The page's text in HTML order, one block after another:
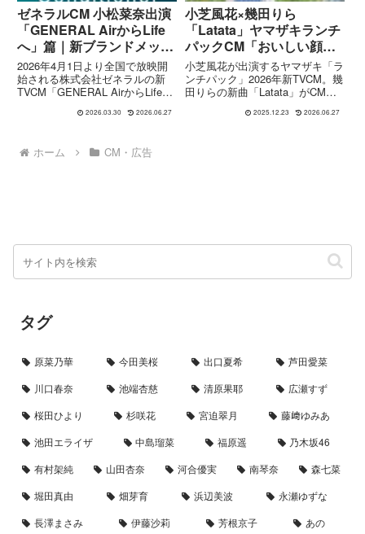
ゼネラルCM 小松菜奈出演
「GENERAL AirからLife
へ」篇｜新ブランドメッセ
ージ
2026年4月1日より全国で放映開
始される株式会社ゼネラルの新
TVCM「GENERAL AirからLife
菜奈さんが出演しています。本
ンドメッセージ「Creating a
Life...
2026.03.30 2026.06.27
小芝風花×幾田りら
「Latata」ヤマザキランチ
パックCM「おいしい顔で
いきましょう」篇
小芝風花が出演するヤマザキ「ラ
ンチパック」2026年新TVCM。幾
田りらの新曲「Latata」がCMソ
う“おいしいひととき”を描いた映
2025.12.23 2026.06.27
ホーム CM・広告
タグ
原菜乃華 今田美桜 出口夏希
芦田愛菜
川口春奈
池端杏慈 清原果耶
広瀬すず
桜田ひより
杉咲花 宮迫翠月
藤﨑ゆみあ
池田エライザ
中島瑠菜 福原遥
乃木坂46
有村架純
山田杏奈 河合優実 南琴奈
森七菜
堀田真由
畑芽育 浜辺美波
永瀬ゆずな
長澤まさみ
伊藤沙莉 芳根京子
あの